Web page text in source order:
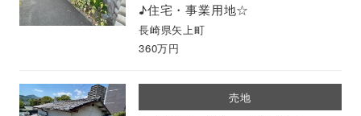
♪住宅・事業用地☆
長崎県矢上町
360万円
売地